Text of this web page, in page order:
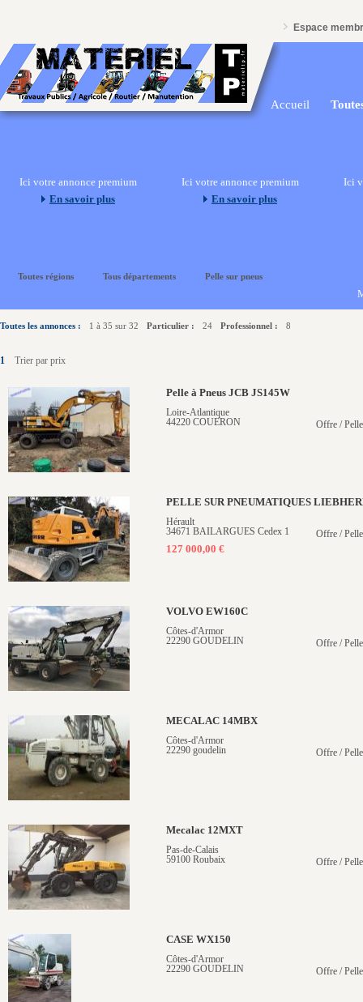
Espace
Accueil
Ici votre annonce premium
En savoir plus
Ici votre annonce premium
En savoir plus
Ici
Toutes régions Tous départements Pelle sur pneus
Toutes les annonces : 1 à 35 sur 32 Particulier : 24 Professionnel : 8
1 Trier par prix
Pelle à Pneus JCB JS145W
Loire-Atlantique
44220 COUERON
Offre /
PELLE SUR PNEUMATIQUES
Hérault
34671 BAILARGUES Cedex 1
127 000,00 €
Offre /
VOLVO EW160C
Côtes-d'Armor
22290 GOUDELIN
Offre /
MECALAC 14MBX
Côtes-d'Armor
22290 goudelin
Offre /
Mecalac 12MXT
Pas-de-Calais
59100 Roubaix
Offre /
CASE WX150
Côtes-d'Armor
22290 GOUDELIN
Offre /